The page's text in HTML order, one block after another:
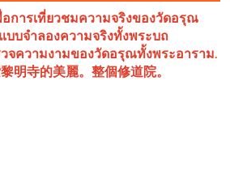
อการเที่ยวชมความจริงของวัดอรุณ
บบจำลองความจริงทั้งพระบถ
วจความงามของวัดอรุณทั้งพระอาราม.
明寺的美麗。整個修道院。